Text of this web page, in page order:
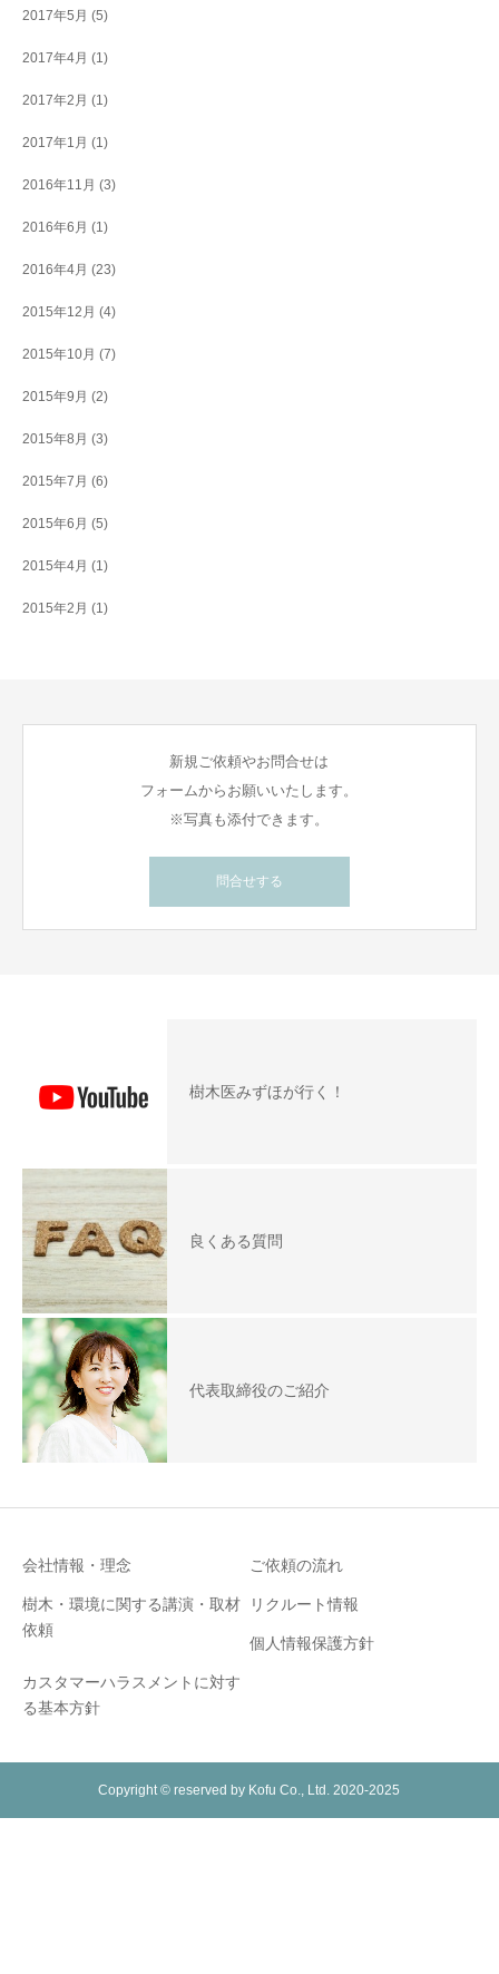
2017年5月 (5)
2017年4月 (1)
2017年2月 (1)
2017年1月 (1)
2016年11月 (3)
2016年6月 (1)
2016年4月 (23)
2015年12月 (4)
2015年10月 (7)
2015年9月 (2)
2015年8月 (3)
2015年7月 (6)
2015年6月 (5)
2015年4月 (1)
2015年2月 (1)
新規ご依頼やお問合せは
フォームからお願いいたします。
※写真も添付できます。
問合せする
樹木医みずほが行く！
良くある質問
代表取締役のご紹介
会社情報・理念 ご依頼の流れ
樹木・環境に関する講演・取材
依頼
リクルート情報
個人情報保護方針
カスタマーハラスメントに対す
る基本方針
Copyright © reserved by Kofu Co., Ltd. 2020-2025